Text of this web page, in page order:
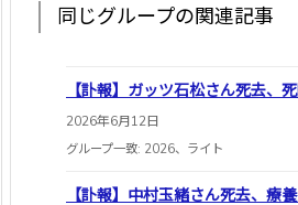
同じグループの関連記事
【訃報】ガッツ石松さん死去、
2026年6月12日
グループ一致: 2026、ライト
【訃報】中村玉緒さん死去、療